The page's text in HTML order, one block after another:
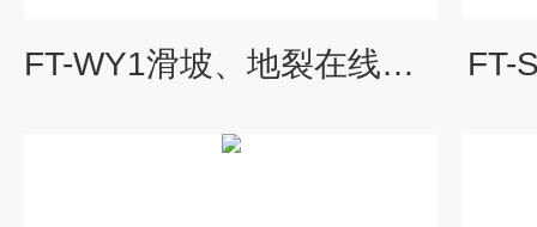
FT-WY1滑坡、地裂在线监测解决方案 FT-